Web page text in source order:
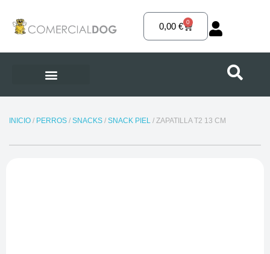
contenido
0,00€ 0
Carrito
INICIO/ PERROS/ SNACKS/ SNACK PIEL/ ZAPATILLA T2 13 CM